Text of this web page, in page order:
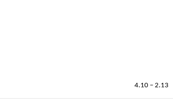
4.10 – 2.13